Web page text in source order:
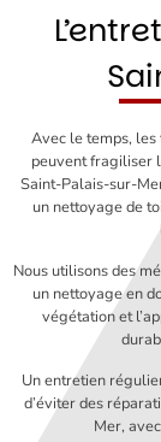
Avec le temps, les
peuvent fragiliser
Saint-Palais-sur-
un nettoyage de
Nous utilisons des
un nettoyage en
végétation et
Un entretien
d’éviter des
Mer,